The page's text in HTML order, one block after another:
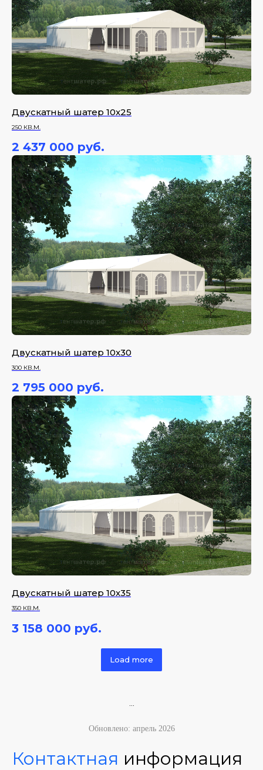
Двускатный шатер 10х25
250 КВ.М.
2 437 000 руб.
Двускатный шатер 10х30
300 КВ.М.
2 795 000 руб.
Двускатный шатер 10х35
350 КВ.М.
3 158 000 руб.
Load more
...
Обновлено: апрель 2026
Контактная информация